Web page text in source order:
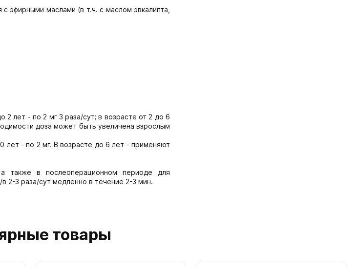
эфирными маслами (в т.ч. с маслом эвкалипта,
лет - по 2 мг 3 раза/сут; в возрасте от 2 до 6
доза может быть увеличена взрослым
лет - по 2 мг. В возрасте до 6 лет - применяют
также в послеоперационном периоде для
2-3 раза/сут медленно в течение 2-3 мин.
товары